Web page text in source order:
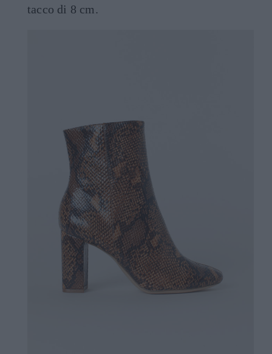
tacco di 8 cm.